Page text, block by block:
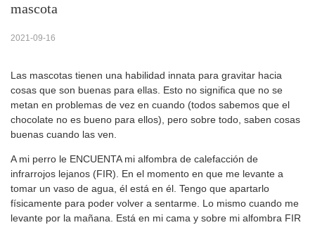
mascota
2021-09-16
Las mascotas tienen una habilidad innata para gravitar hacia
cosas que son buenas para ellas. Esto no significa que no se
metan en problemas de vez en cuando (todos sabemos que el
chocolate no es bueno para ellos), pero sobre todo, saben cosas
buenas cuando las ven.
A mi perro le ENCUENTA mi alfombra de calefacción de
infrarrojos lejanos (FIR). En el momento en que me levante a
tomar un vaso de agua, él está en él. Tengo que apartarlo
físicamente para poder volver a sentarme. Lo mismo cuando me
levante por la mañana. Está en mi cama y sobre mi alfombra FIR